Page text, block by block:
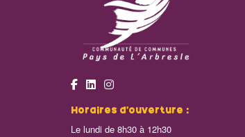
Horaires d’ouverture :
Le lundi de 8h30 à 12h30